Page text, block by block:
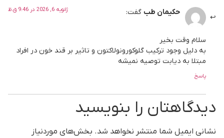
حکیمان طب گفت: ژانویه 6, 2026 در 9:46 ق.ظ
سلام وقت بخیر
به دلیل وجود ترکیب گلوکورونولاکتون و تاثیر بر قند خون در افراد
مبتلا به دیابت توصیه نمیشه
پاسخ
دیدگاهتان را بنویسید
نشانی ایمیل شما منتشر نخواهد شد. بخش‌های موردنیاز